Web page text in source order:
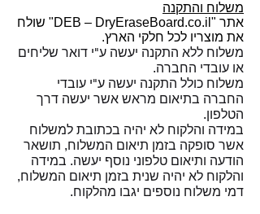
משלוח והתקנה
אתר "DEB – DryEraseBoard.co.il" שולח
את מוצריו לכל חלקי הארץ.
משלוח ללא התקנה יעשה ע"י דואר שליחים
או עובדי החברה.
משלוח כולל התקנה יעשה ע"י עובדי
החברה בתיאום מראש אשר יעשה דרך
הטלפון.
במידה והלקוח לא יהיה בכתובת למשלוח
אשר סופקה בזמן תיאום המשלוח, תושאר
הודעה ותיאום טלפוני נוסף יעשה. במידה
והלקוח לא יהיה שנית בזמן תיאום המשלוח,
דמי משלוח נוספים יגבו מהלקוח.